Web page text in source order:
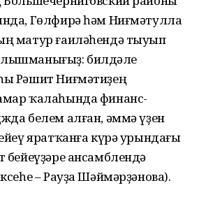
Гөлфирә һәм Ниғмәтулла
матур ғаиләһендә тыуып
билдәле
Рәшит Ниғмәтиҙең
ҡалаһында финанс-
белем алған, әммә үҙен
яратҡанға күрә урындағы
бейеүҙәре ансамблендә
– Рауҙа Шәймәрҙәнова).